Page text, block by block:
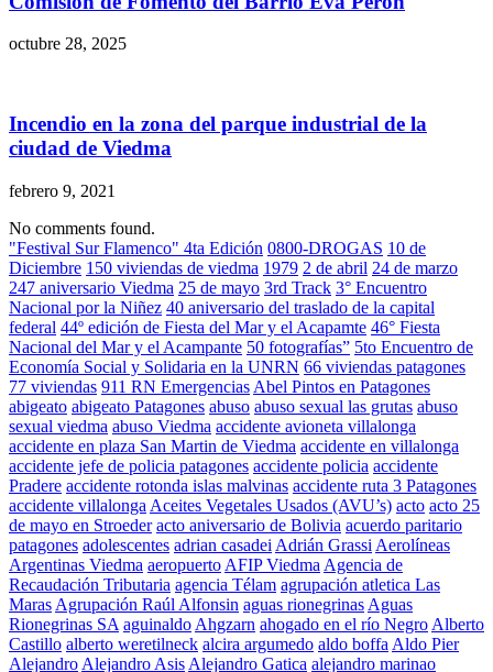
octubre 28, 2025
Incendio en la zona del parque industrial de la
ciudad de Viedma
febrero 9, 2021
No comments found.
"Festival Sur Flamenco" 4ta Edición 0800-DROGAS 10 de
Diciembre 150 viviendas de viedma 1979 2 de abril 24 de marzo
247 aniversario Viedma 25 de mayo 3rd Track 3° Encuentro
Nacional por la Niñez 40 aniversario del traslado de la capital
federal 44º edición de Fiesta del Mar y el Acapamte 46° Fiesta
Nacional del Mar y el Acampante 50 fotografías” 5to Encuentro de
Economía Social y Solidaria en la UNRN 66 viviendas patagones
77 viviendas 911 RN Emergencias Abel Pintos en Patagones
abigeato abigeato Patagones abuso abuso sexual las grutas abuso
sexual viedma abuso Viedma accidente avioneta villalonga
accidente en plaza San Martin de Viedma accidente en villalonga
accidente jefe de policia patagones accidente policia accidente
Pradere accidente rotonda islas malvinas accidente ruta 3 Patagones
accidente villalonga Aceites Vegetales Usados (AVU’s) acto acto 25
de mayo en Stroeder acto aniversario de Bolivia acuerdo paritario
patagones adolescentes adrian casadei Adrián Grassi Aerolíneas
Argentinas Viedma aeropuerto AFIP Viedma Agencia de
Recaudación Tributaria agencia Télam agrupación atletica Las
Maras Agrupación Raúl Alfonsin aguas rionegrinas Aguas
Rionegrinas SA aguinaldo Ahgzarn ahogado en el río Negro Alberto
Castillo alberto weretilneck alcira argumedo aldo boffa Aldo Pier
Alejandro Alejandro Asis Alejandro Gatica alejandro marinao